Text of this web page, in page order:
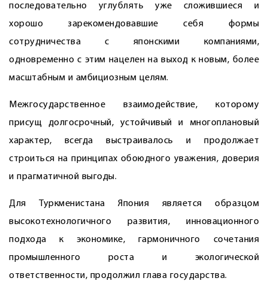
последовательно углублять уже сложившиеся и
хорошо зарекомендовавшие себя формы
сотрудничества с японскими компаниями,
одновременно с этим нацелен на выход к новым, более
масштабным и амбициозным целям.
Межгосударственное взаимодействие, которому
присущ долгосрочный, устойчивый и многоплановый
характер, всегда выстраивалось и продолжает
строиться на принципах обоюдного уважения, доверия
и прагматичной выгоды.
Для Туркменистана Япония является образцом
высокотехнологичного развития, инновационного
подхода к экономике, гармоничного сочетания
промышленного роста и экологической
ответственности, продолжил глава государства.